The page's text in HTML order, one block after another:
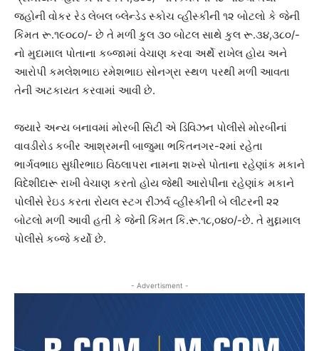
જહોની વોકર રેડ લેબલ બ્લેન્ડેડ સ્કોચ વ્હીસ્કીની ૧૨ બોટલો કે જેની
કિંમત રૂ.૧૯૦૮૦/- છે તે મળી કુલ ૩૦ બોટલ સાથે કુલ રૂ.૩૪,૩૮૦/-
નો મુદામાલ પોતાના કબ્જામાં વેચાણ કરવા અર્થે રાખેલ હોય અને
આરોપી કમલેશભાઇ રમેશભાઇ સોનગ્રા સ્થળ પરથી મળી આવતા
તેની અટકાયત કરવામાં આવી છે.
જયારે અન્ય બનાવમાં મોરબી સિટી એ ડિવિઝન પોલીસે મોરબીનાં
વાવડીરોડ કબીર આશ્રમની બાજુમા ભકિતનગર-૨માં રહેતા
ભાર્ગવભાઇ સુધીરભાઇ વિઠલાપરા નામના શખ્સે પોતાના રહેણાંક મકાને
વિદેશીદારૂ રાખી વેચાણ કરતો હોય જેથી આરોપીના રહેણાંક મકાને
પોલીસે રેઇડ કરતા રોયલ સ્ટગ રીઝર્વ વ્હીસ્કીની બે લીટરની ૨૨
બોટલો મળી આવી હતી કે જેની કિંમત કિ.રૂ.૧૮,૦૪૦/-છે. તે મુદ્દામાલ
પોલીસે કબ્જે કર્યો છે.
- Advertisment -